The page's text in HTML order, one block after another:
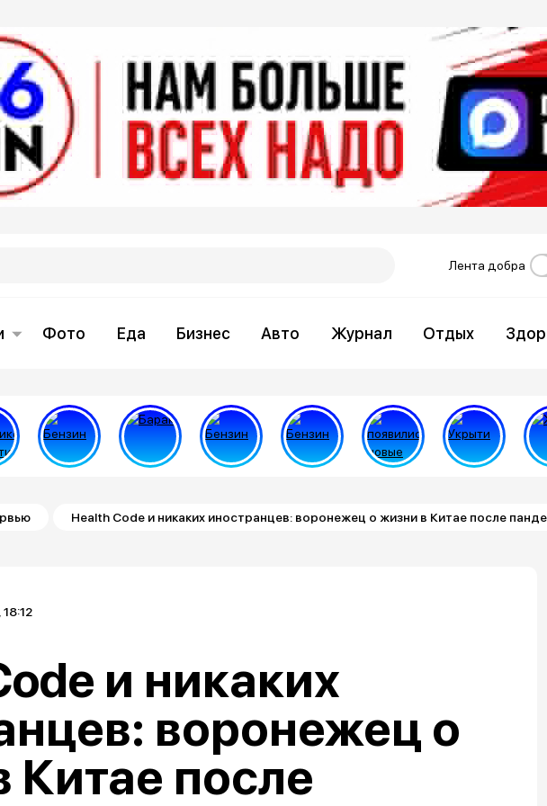
Лента добра
Фото Еда Бизнес Авто Журнал Отдых
Health Code и никаких иностранцев: воронежец о жизни в Китае после
и никаких
воронежец о
Китае после